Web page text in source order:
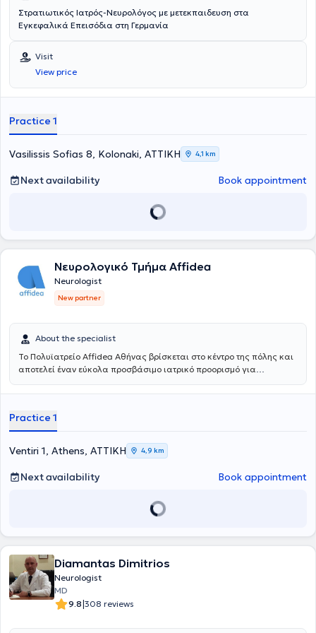
Στρατιωτικός Ιατρός-Νευρολόγος με μετεκπαιδευση στα
Εγκεφαλικά Επεισόδια στη Γερμανία
Visit
View price
Practice 1
Vasilissis Sofias 8, Kolonaki, ΑΤΤΙΚΗ 4,1 km
Next availability Book appointment
Νευρολογικό Τμήμα Affidea
Neurologist
New partner
About the specialist
Το Πολυϊατρείο Affidea Αθήνας βρίσκεται στο κέντρο της πόλης και
αποτελεί έναν εύκολα προσβάσιμο ιατρικό προορισμό για
ιατρικές ειδικότητες με υψηλές διαγνωστικές δυνατότητες,
Practice 1
Ventiri 1, Athens, ΑΤΤΙΚΗ 4,9 km
Next availability Book appointment
Diamantas Dimitrios
Neurologist
MD
9.8|308 reviews